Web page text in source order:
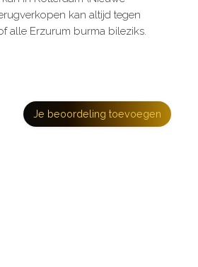
kan altijd tegen
alle Erzurum burma bileziks.
Je beoordeling toevoegen